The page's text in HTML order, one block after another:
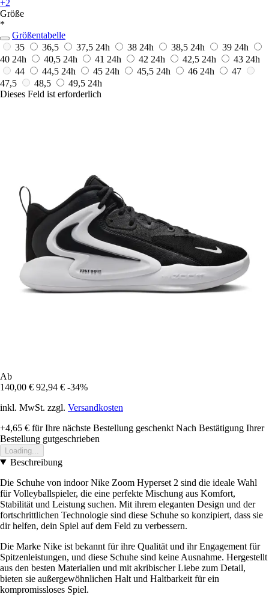
+2
Größe
*
Größentabelle
35
36,5 37,5 24h 38 24h 38,5 24h 39 24h
40 24h 40,5 24h 41 24h 42 24h 42,5 24h 43 24h
44
44,5 24h 45 24h 45,5 24h 46 24h
47
47,5
48,5 49,5 24h
Dieses Feld ist erforderlich
Ab
140,00 € 92,94 € -34%
inkl. MwSt. zzgl. Versandkosten
+4,65 € für Ihre nächste Bestellung geschenkt Nach Bestätigung Ihrer
Bestellung gutgeschrieben
Loading...
Beschreibung
Die Schuhe von indoor Nike Zoom Hyperset 2 sind die ideale Wahl
für Volleyballspieler, die eine perfekte Mischung aus Komfort,
Stabilität und Leistung suchen. Mit ihrem eleganten Design und der
fortschrittlichen Technologie sind diese Schuhe so konzipiert, dass sie
dir helfen, dein Spiel auf dem Feld zu verbessern.
Die Marke Nike ist bekannt für ihre Qualität und ihr Engagement für
Spitzenleistungen, und diese Schuhe sind keine Ausnahme. Hergestellt
aus den besten Materialien und mit akribischer Liebe zum Detail,
bieten sie außergewöhnlichen Halt und Haltbarkeit für ein
kompromissloses Spiel.